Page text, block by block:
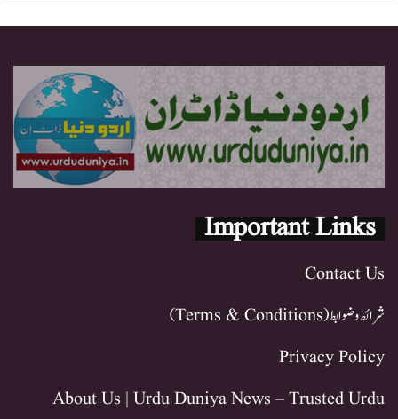
Important Links
Contact Us
شرائط و ضوابط (Terms & Conditions)
Privacy Policy
About Us | Urdu Duniya News – Trusted Urdu